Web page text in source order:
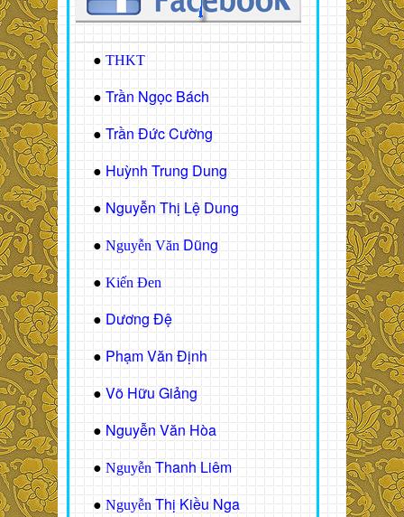
● THKT
● Trần Ngọc Bách
● Trần Đức Cường
● Huỳnh Trung Dung
● Nguyễn Thị Lệ Dung
● Nguyễn Văn Dũng
● Kiến Đen
● Dương Đệ
● Phạm Văn Định
● Võ Hữu Giảng
● Nguyễn Văn Hòa
● Nguyễn Thanh Liêm
● Nguyễn Thị Kiều Nga